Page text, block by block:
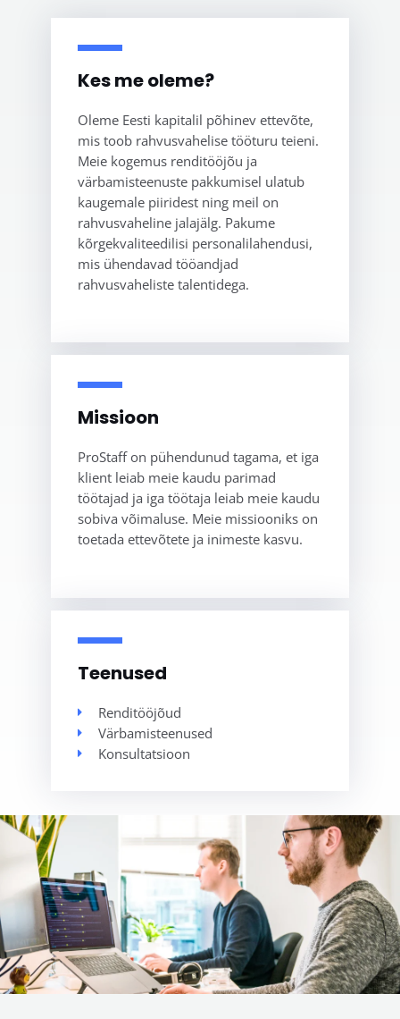
Kes me oleme?
Oleme Eesti kapitalil põhinev ettevõte,
mis toob rahvusvahelise tööturu teieni.
Meie kogemus renditööjõu ja
värbamisteenuste pakkumisel ulatub
kaugemale piiridest ning meil on
rahvusvaheline jalajälg. Pakume
kõrgekvaliteedilisi personalilahendusi,
mis ühendavad tööandjad
rahvusvaheliste talentidega.
Missioon
ProStaff on pühendunud tagama, et iga
klient leiab meie kaudu parimad
töötajad ja iga töötaja leiab meie kaudu
sobiva võimaluse. Meie missiooniks on
toetada ettevõtete ja inimeste kasvu.
Teenused
Renditööjõud
Värbamisteenused
Konsultatsioon